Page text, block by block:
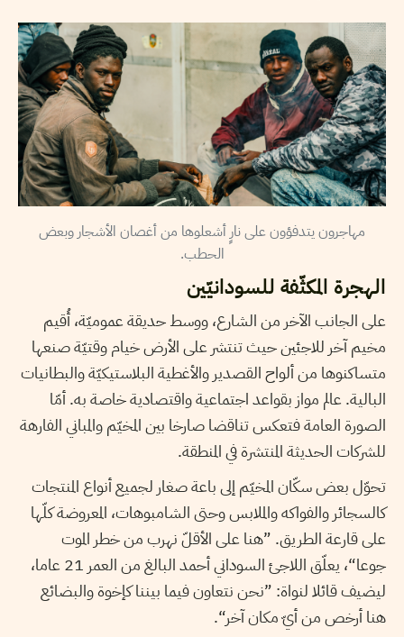
مهاجرون يتدفؤون على نارٍ أشعلوها من أغصان الأشجار وبعض
الحطب.
الهجرة المكثّفة للسودانيّين
على الجانب الآخر من الشارع، ووسط حديقة عموميّة، أُقيم
مخيم آخر للاجئين حيث تنتشر على الأرض خيام وقتيّة صنعها
متساكنوها من ألواح القصدير والأغطية البلاستيكيّة والبطانيات
البالية. عالم مواز بقواعد اجتماعية واقتصادية خاصة به. أمّا
الصورة العامة فتعكس تناقضا صارخا بين المخيّم والمباني الفارهة
للشركات الحديثة المنتشرة في المنطقة.
تحوّل بعض سكّان المخيّم إلى باعة صغار لجميع أنواع المنتجات
كالسجائر والفواكه والملابس وحتى الشامبوهات، المعروضة كلّها
على قارعة الطريق. ”هنا على الأقلّ نهرب من خطر الموت
جوعا“، يعلّق اللاجئ السوداني أحمد البالغ من العمر 21 عاما،
ليضيف قائلا لنواة: ”نحن نتعاون فيما بيننا كإخوة والبضائع
هنا أرخص من أيّ مكان آخر“.